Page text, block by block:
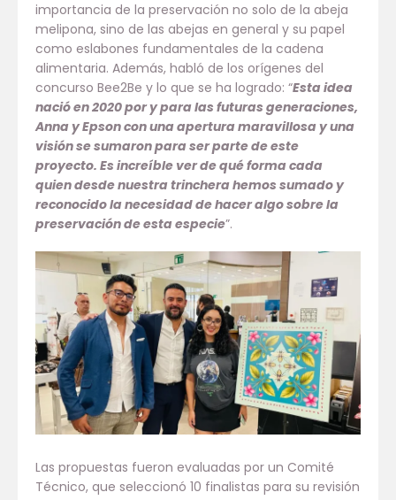
importancia de la preservación no solo de la abeja
melipona, sino de las abejas en general y su papel
como eslabones fundamentales de la cadena
alimentaria. Además, habló de los orígenes del
concurso Bee2Be y lo que se ha logrado: “Esta idea
nació en 2020 por y para las futuras generaciones,
Anna y Epson con una apertura maravillosa y una
visión se sumaron para ser parte de este
proyecto. Es increíble ver de qué forma cada
quien desde nuestra trinchera hemos sumado y
reconocido la necesidad de hacer algo sobre la
preservación de esta especie”.
Las propuestas fueron evaluadas por un Comité
Técnico, que seleccionó 10 finalistas para su revisión